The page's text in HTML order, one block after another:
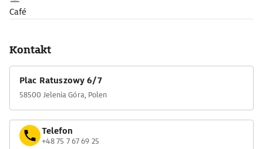
Café
Kontakt
Plac Ratuszowy 6/7
58500 Jelenia Góra, Polen
Telefon
+48 75 7 67 69 25